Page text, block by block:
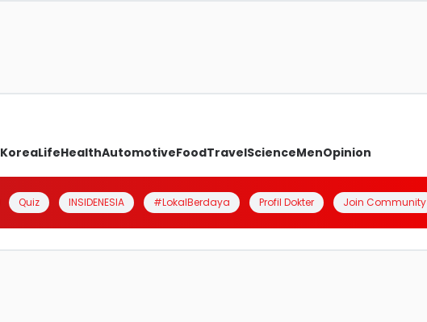
KoreaLifeHealthAutomotiveFoodTravelScienceMenOpinion
Quiz INSIDENESIA #LokalBerdaya Profil Dokter Join Community